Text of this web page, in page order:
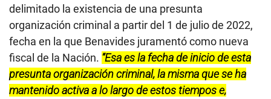
delimitado la existencia de una presunta
organización criminal a partir del 1 de julio de 2022,
fecha en la que Benavides juramentó como nueva
fiscal de la Nación. “Esa es la fecha de inicio de esta
presunta organización criminal, la misma que se ha
mantenido activa a lo largo de estos tiempos e,